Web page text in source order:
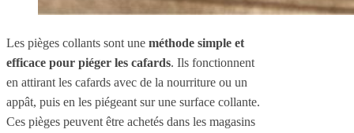
Les pièges collants sont une méthode simple et
efficace pour piéger les cafards. Ils fonctionnent
en attirant les cafards avec de la nourriture ou un
appât, puis en les piégeant sur une surface collante.
Ces pièges peuvent être achetés dans les magasins